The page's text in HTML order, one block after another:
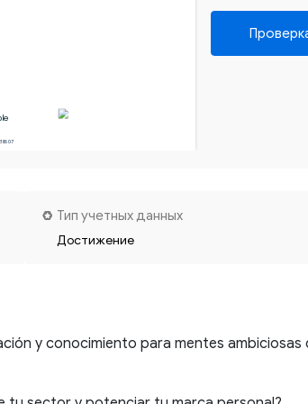
Тип учетных данных
Достижение
y conocimiento para mentes